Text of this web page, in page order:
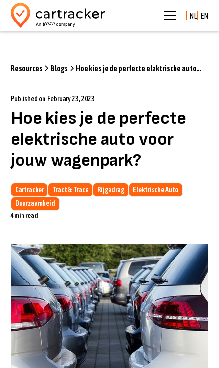
NL EN
Resources Blogs
Hoe kies je de perfecte elektrische auto
Published on February 23, 2023
Hoe kies je de perfecte
elektrische auto voor
jouw wagenpark?
Cartracker Track & Trace Rijgedrag
Elektrische Auto
Duurzaamheid
4min read